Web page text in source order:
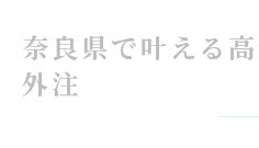
金属加工の実績
奈良県で叶える
外注